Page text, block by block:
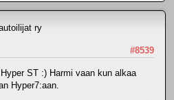
ry
#8539
ST :) Harmi vaan kun alkaa
Hyper7:aan.